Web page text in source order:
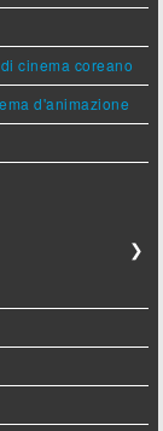
cinema coreano
d'animazione
❯